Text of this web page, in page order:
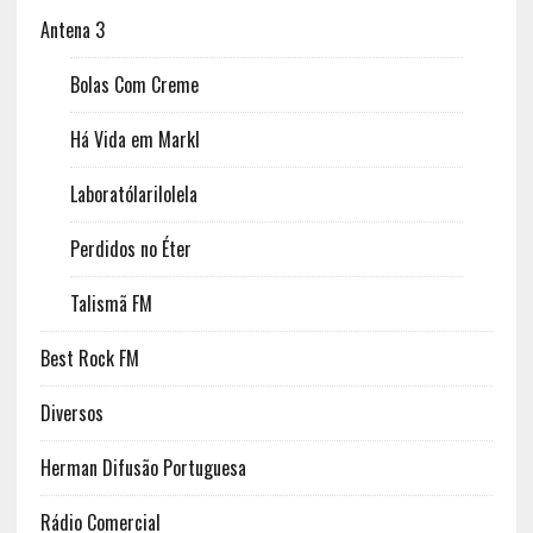
Antena 3
Bolas Com Creme
Há Vida em Markl
Laboratólarilolela
Perdidos no Éter
Talismã FM
Best Rock FM
Diversos
Herman Difusão Portuguesa
Rádio Comercial